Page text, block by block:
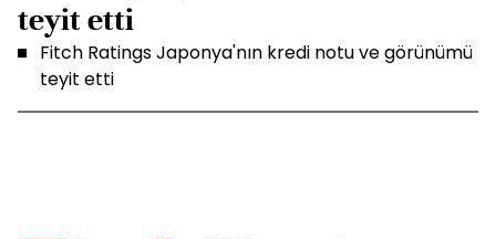
teyit etti
Fitch Ratings Japonya'nın kredi notu ve görünümü
teyit etti